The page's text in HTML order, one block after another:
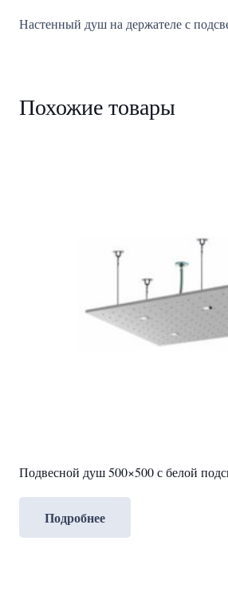
Настенный душ на держателе с
Похожие товары
Подвесной душ 500×500 с белой
Подробнее